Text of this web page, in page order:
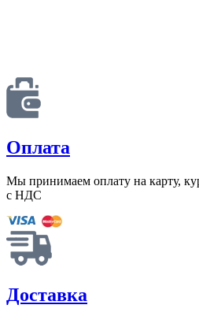
Оплата
Мы принимаем оплату на карту,
с НДС
Доставка